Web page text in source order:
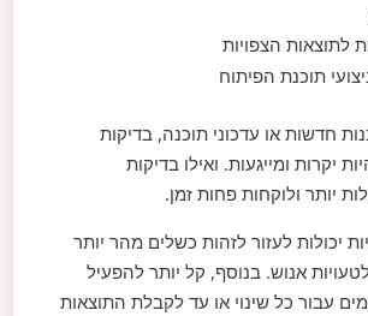
לתוצאות הצפויות
תוכנת הפיתוח
חדשות או עדכוני תוכנה, בדיקות
יקרות ומייגעות. ואילו בדיקות
יותר ולוקחות פחות זמן.
יכולות לעזור לזהות כשלים מהר יותר
אנוש. בנוסף, קל יותר להפעיל
עבור כל שינוי או עד לקבלת התוצאות